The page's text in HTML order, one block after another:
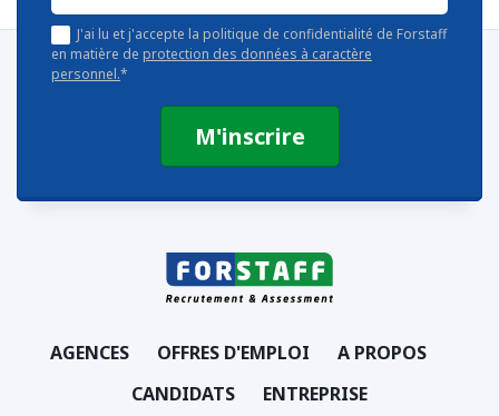
J'ai lu et j'accepte la politique de confidentialité de Forstaff
en matière de protection des données à caractère
personnel.*
AGENCES OFFRES D'EMPLOI
A PROPOS
CANDIDATS
ENTREPRISE